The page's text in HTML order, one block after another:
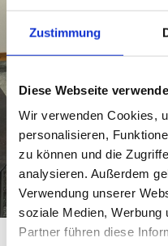
Zustimmung
Diese Webseite
Wir verwenden Cookies,
personalisieren,
zu können und die
analysieren. Außerdem
Verwendung unserer
soziale Medien, Werbung
Partner führen diese